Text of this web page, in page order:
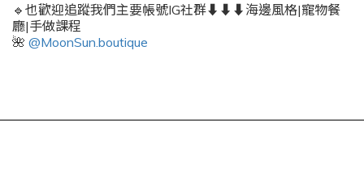
🔹也歡迎追蹤我們主要帳號IG社群⬇️⬇️⬇️海邊風格|寵物餐
廳|手做課程
🌺 @MoonSun.boutique